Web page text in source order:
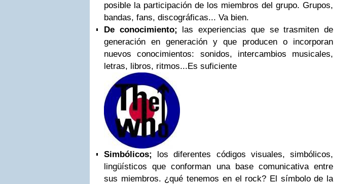
posible la participación de los miembros del grupo. Grupos,
bandas, fans, discográficas... Va bien.
De conocimiento; las experiencias que se trasmiten de
generación en generación y que producen o incorporan
nuevos conocimientos: sonidos, intercambios musicales,
letras, libros, ritmos...Es suficiente
Simbólicos;
los diferentes códigos visuales, simbólicos,
lingüísticos que conforman una base comunicativa entre
sus miembros. ¿qué tenemos en el rock? El símbolo de la